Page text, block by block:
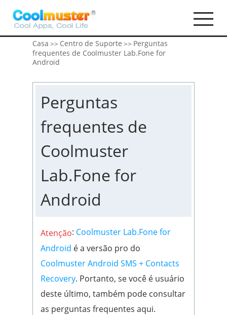
Casa >> Centro de Suporte >> Perguntas
frequentes de Coolmuster Lab.Fone for
Android
Perguntas
frequentes de
Coolmuster
Lab.Fone for
Android
Atenção: Coolmuster Lab.Fone for
Android é a versão pro do
Coolmuster Android SMS + Contacts
Recovery. Portanto, se você é usuário
deste último, também pode consultar
as perguntas frequentes aqui.